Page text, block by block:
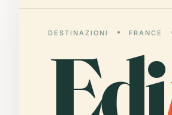
DESTINAZIONI FRANCE
Edi